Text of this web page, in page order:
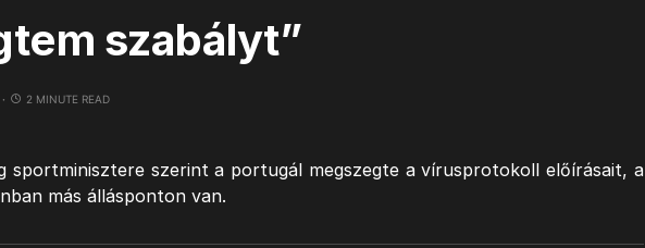
szabályt”
2 MINUTE READ
sportminisztere szerint a portugál megszegte a vírusprotokoll előírásait, a
más állásponton van.